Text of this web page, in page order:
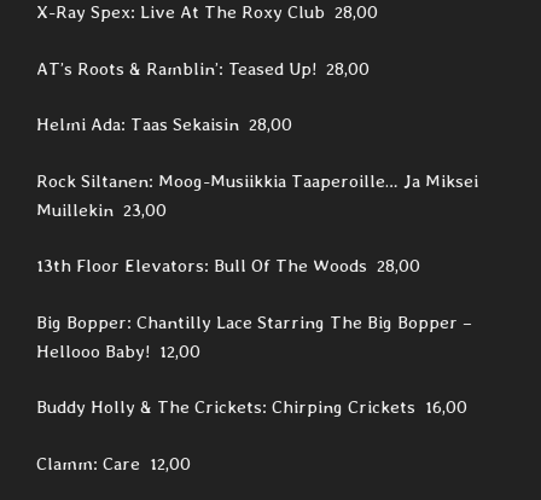
X-Ray Spex: Live At The Roxy Club 28,00
AT’s Roots & Ramblin’: Teased Up! 28,00
Helmi Ada: Taas Sekaisin 28,00
Rock Siltanen: Moog-Musiikkia Taaperoille… Ja Miksei
Muillekin 23,00
13th Floor Elevators: Bull Of The Woods 28,00
Big Bopper: Chantilly Lace Starring The Big Bopper –
Hellooo Baby! 12,00
Buddy Holly & The Crickets: Chirping Crickets 16,00
Clamm: Care 12,00